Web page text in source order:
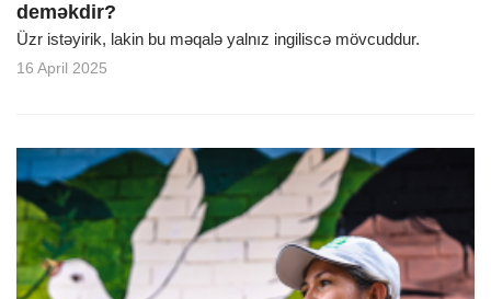
deməkdir?
Üzr istəyirik, lakin bu məqalə yalnız ingiliscə mövcuddur.
16 April 2025